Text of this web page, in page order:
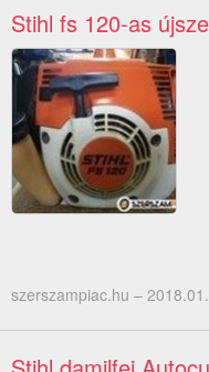
Stihl fs 120-as
szerszampiac.hu –